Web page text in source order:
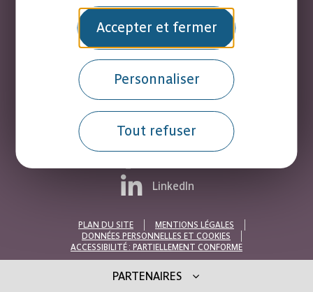
Accepter et fermer
Personnaliser
Tout refuser
Suivez-nous
Facebook
LinkedIn
PLAN DU SITE
MENTIONS LÉGALES
DONNÉES PERSONNELLES ET COOKIES
ACCESSIBILITÉ : PARTIELLEMENT CONFORME
PARTENAIRES